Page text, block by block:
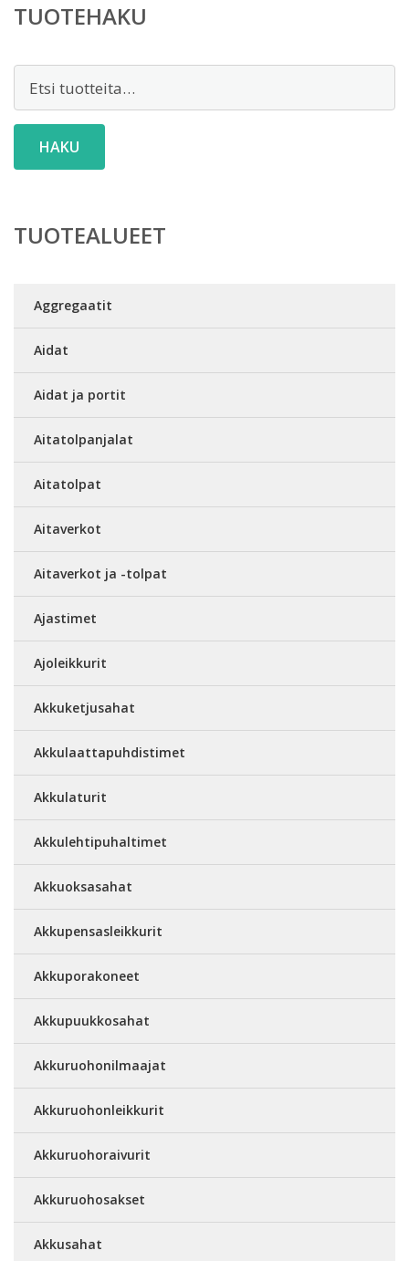
TUOTEHAKU
HAKU
TUOTEALUEET
Aggregaatit
Aidat
Aidat ja portit
Aitatolpanjalat
Aitatolpat
Aitaverkot
Aitaverkot ja -tolpat
Ajastimet
Ajoleikkurit
Akkuketjusahat
Akkulaattapuhdistimet
Akkulaturit
Akkulehtipuhaltimet
Akkuoksasahat
Akkupensasleikkurit
Akkuporakoneet
Akkupuukkosahat
Akkuruohonilmaajat
Akkuruohonleikkurit
Akkuruohoraivurit
Akkuruohosakset
Akkusahat